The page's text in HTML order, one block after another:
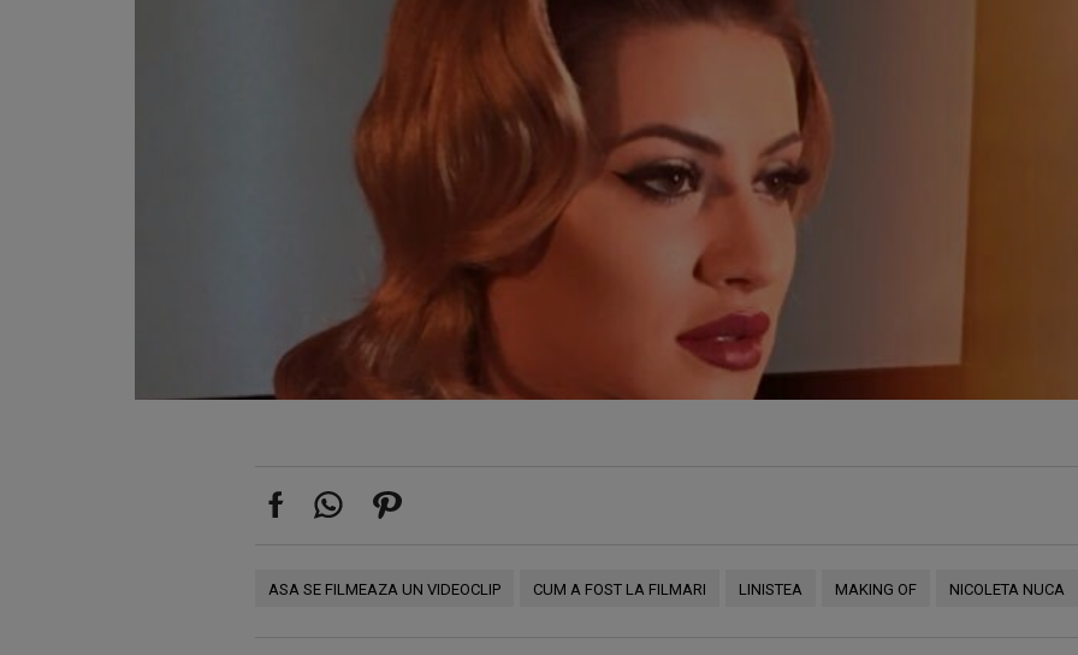
ASA SE FILMEAZA UN VIDEOCLIP CUM A FOST LA FILMARI LINISTEA MAKING OF NICOLETA NUCA